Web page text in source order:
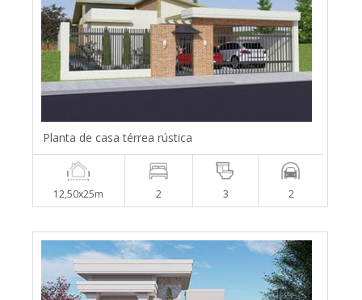
Planta de casa térrea rústica
12,50x25m 2 3 2